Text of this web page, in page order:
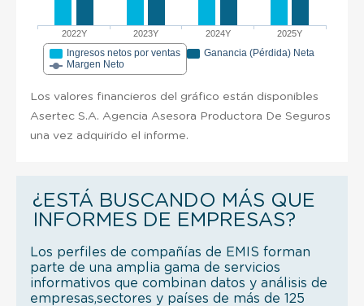
2022Y 2023Y 2024Y 2025Y
Ingresos netos por ventas
Ganancia (Pérdida) Neta
Margen Neto
Los valores financieros del gráfico están disponibles
Asertec S.A. Agencia Asesora Productora De Seguros
una vez adquirido el informe.
¿ESTÁ BUSCANDO MÁS QUE
INFORMES DE EMPRESAS?
Los perfiles de compañías de EMIS forman
parte de una amplia gama de servicios
informativos que combinan datos y análisis de
empresas,sectores y países de más de 125